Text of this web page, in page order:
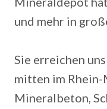
und mehr in
Sie erreichen
mitten im
Mineralbeton,